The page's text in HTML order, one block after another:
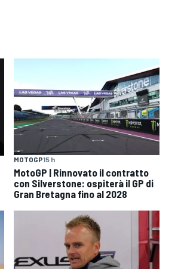
MOTOGP15 h
MotoGP | Rinnovato il contratto
con Silverstone: ospiterà il GP di
Gran Bretagna fino al 2028